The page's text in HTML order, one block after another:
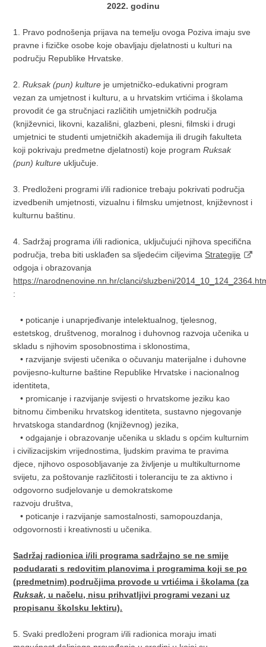
2022. godinu
1. Pravo podnošenja prijava na temelju ovoga Poziva imaju sve
pravne i fizičke osobe koje obavljaju djelatnosti u kulturi na
području Republike Hrvatske.
2.Ruksak (pun) kulture je umjetničko-edukativni program
vezan za umjetnost i kulturu, a u hrvatskim vrtićima i školama
provodit će ga stručnjaci različitih umjetničkih područja
(književnici, likovni, kazališni, glazbeni, plesni, filmski i drugi
umjetnici te studenti umjetničkih akademija ili drugih fakulteta
koji pokrivaju predmetne djelatnosti) koje program Ruksak
(pun) kulture uključuje.
3. Predloženi programi i/ili radionice trebaju pokrivati područja
izvedbenih umjetnosti, vizualnu i filmsku umjetnost, književnost i
kulturnu baštinu.
4. Sadržaj programa i/ili radionica, uključujući njihova specifična
područja, treba biti usklađen sa sljedećim ciljevima Strategije
odgoja i obrazovanja
https://narodnenovine.nn.hr/clanci/sluzbeni/
:
• poticanje i unaprjeđivanje intelektualnog, tjelesnog,
estetskog, društvenog, moralnog i duhovnog razvoja učenika u
skladu s njihovim sposobnostima i sklonostima,
• razvijanje svijesti učenika o očuvanju materijalne i duhovne
povijesno-kulturne baštine Republike Hrvatske i nacionalnog
identiteta,
• promicanje i razvijanje svijesti o hrvatskome jeziku kao
bitnomu čimbeniku hrvatskog identiteta, sustavno njegovanje
hrvatskoga standardnog (književnog) jezika,
• odgajanje i obrazovanje učenika u skladu s općim kulturnim
i civilizacijskim vrijednostima, ljudskim pravima te pravima
djece, njihovo osposobljavanje za življenje u multikulturnome
svijetu, za poštovanje različitosti i toleranciju te za aktivno i
odgovorno sudjelovanje u demokratskome
razvoju društva,
• poticanje i razvijanje samostalnosti, samopouzdanja,
odgovornosti i kreativnosti u učenika.
Sadržaj radionica i/ili programa sadržajno se ne smije
podudarati s redovitim planovima i programima koji se po
(predmetnim) područjima provode u vrtićima i školama (za
Ruksak, u načelu, nisu prihvatljivi programi vezani uz
propisanu školsku lektiru).
5. Svaki predloženi program i/ili radionica moraju imati